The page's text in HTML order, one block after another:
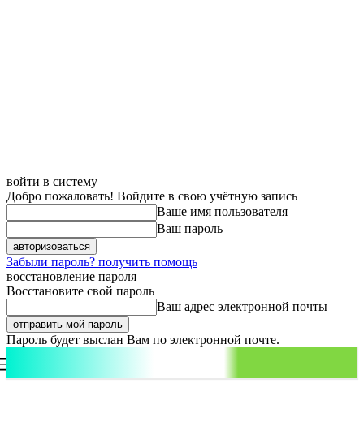
войти в систему
Добро пожаловать! Войдите в свою учётную запись
Ваше имя пользователя
Ваш пароль
Забыли пароль? получить помощь
восстановление пароля
Восстановите свой пароль
Ваш адрес электронной почты
Пароль будет выслан Вам по электронной почте.